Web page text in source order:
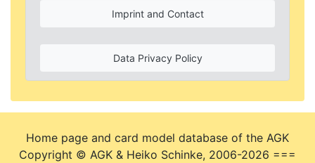
Imprint and Contact
Data Privacy Policy
Home page and card model database of the AGK
Copyright © AGK & Heiko Schinke, 2006-2026 ===